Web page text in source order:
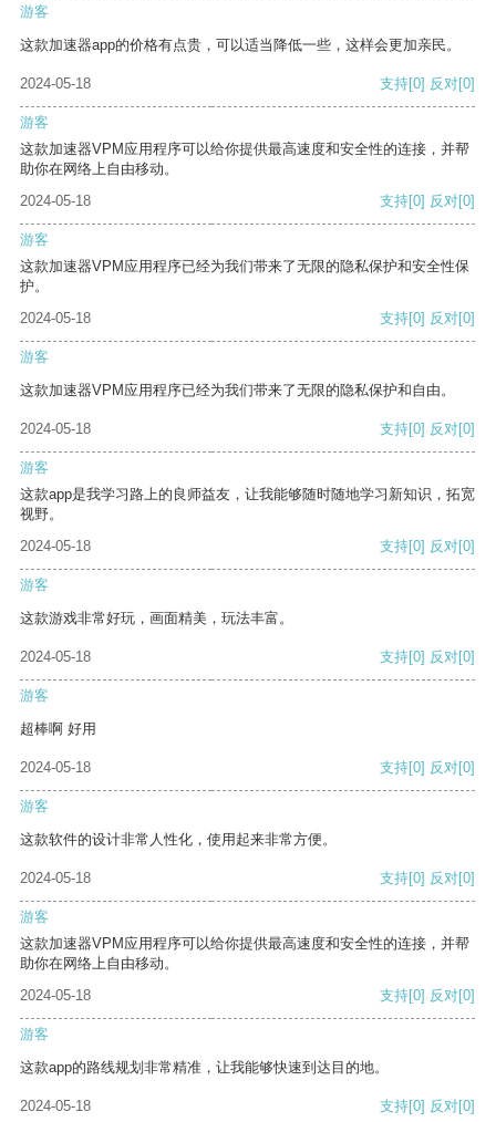
游客
这款加速器app的价格有点贵，可以适当降低一些，这样会更加亲民。
2024-05-18 支持[0] 反对[0]
游客
这款加速器VPM应用程序可以给你提供最高速度和安全性的连接，并帮
助你在网络上自由移动。
2024-05-18
支持[0] 反对[0]
游客
这款加速器VPM应用程序已经为我们带来了无限的隐私保护和安全性保
护。
2024-05-18
支持[0] 反对[0]
游客
这款加速器VPM应用程序已经为我们带来了无限的隐私保护和自由。
2024-05-18 支持[0] 反对[0]
游客
这款app是我学习路上的良师益友，让我能够随时随地学习新知识，拓宽
视野。
2024-05-18
支持[0] 反对[0]
游客
这款游戏非常好玩，画面精美，玩法丰富。
2024-05-18 支持[0] 反对[0]
游客
超棒啊 好用
2024-05-18 支持[0] 反对[0]
游客
这款软件的设计非常人性化，使用起来非常方便。
2024-05-18 支持[0] 反对[0]
游客
这款加速器VPM应用程序可以给你提供最高速度和安全性的连接，并帮
助你在网络上自由移动。
2024-05-18
支持[0] 反对[0]
游客
这款app的路线规划非常精准，让我能够快速到达目的地。
2024-05-18 支持[0] 反对[0]